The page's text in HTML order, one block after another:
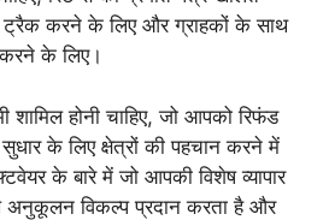
ट्रैक करने के लिए और ग्राहकों के साथ
के लिए।
शामिल होनी चाहिए, जो आपको रिफंड
के लिए क्षेत्रों की पहचान करने में
के बारे में जो आपकी विशेष व्यापार
विकल्प प्रदान करता है और